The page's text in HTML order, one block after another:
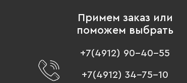
Примем заказ или
поможем выбрать
+7(4912) 90-40-55
+7(4912) 34-75-10